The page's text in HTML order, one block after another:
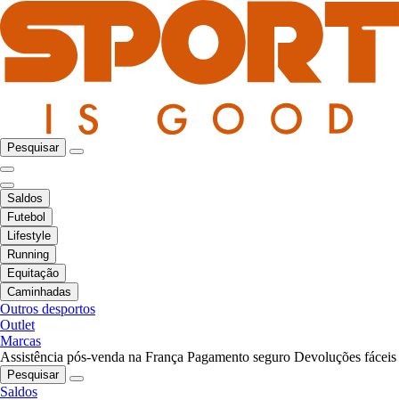
Pesquisar
Saldos
Futebol
Lifestyle
Running
Equitação
Caminhadas
Outros desportos
Outlet
Marcas
Assistência pós-venda na França Pagamento seguro Devoluções fáceis
Pesquisar
Saldos